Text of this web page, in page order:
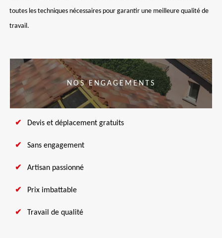
toutes les techniques nécessaires pour garantir une meilleure qualité de
travail.
NOS ENGAGEMENTS
Devis et déplacement gratuits
Sans engagement
Artisan passionné
Prix imbattable
Travail de qualité